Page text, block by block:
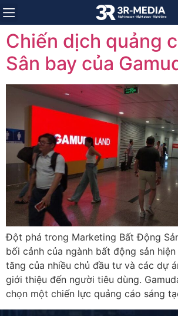
Chiến dịch quảng
Sân bay của
Đột phá trong Marketing Bất Động
bối cảnh của ngành bất động sản
tăng của nhiều chủ đầu tư và các dự
giới thiệu đến người tiêu dùng.
chọn một chiến lực quảng cáo sáng